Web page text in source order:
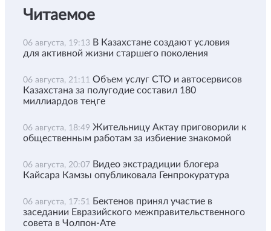
Читаемое
06 августа, 19:13 В Казахстане создают условия
для активной жизни старшего поколения
06 августа, 21:11 Объем услуг СТО и автосервисов
Казахстана за полугодие составил 180
миллиардов теңге
06 августа, 18:49 Жительницу Актау приговорили к
общественным работам за избиение знакомой
06 августа, 20:07 Видео экстрадиции блогера
Кайсара Камзы опубликовала Генпрокуратура
06 августа, 17:51 Бектенов принял участие в
заседании Евразийского межправительственного
совета в Чолпон-Ате